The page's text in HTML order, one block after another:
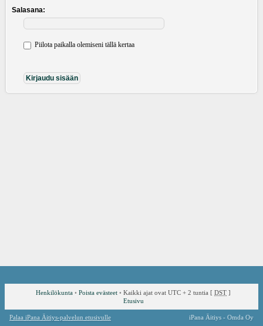
Salasana:
Piilota paikalla olemiseni tällä kertaa
Henkilökunta • Poista evästeet • Kaikki ajat ovat UTC + 2 tuntia [ DST ]
Etusivu
Palaa iPana Äitiys-palvelun etusivulle iPana Äitiys - Omda Oy